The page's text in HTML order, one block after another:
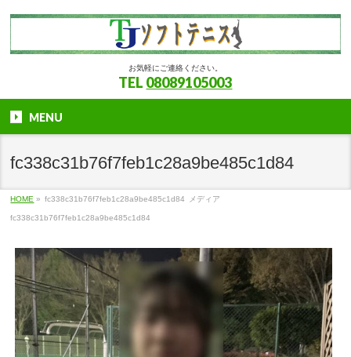
お気軽にご連絡ください。
TEL 08089105003
MENU
fc338c31b76f7feb1c28a9be485c1d84
HOME » fc338c31b76f7feb1c28a9be485c1d84 メディア
fc338c31b76f7feb1c28a9be485c1d84